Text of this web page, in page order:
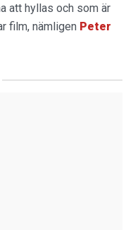
att hyllas och som är
film, nämligen Peter